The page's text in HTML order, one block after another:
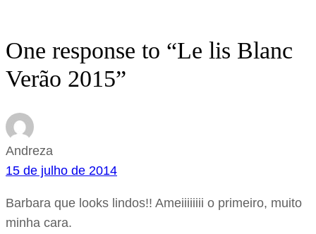
One response to “Le lis Blanc
Verão 2015”
Andreza
15 de julho de 2014
Barbara que looks lindos!! Ameiiiiiiii o primeiro, muito
minha cara.